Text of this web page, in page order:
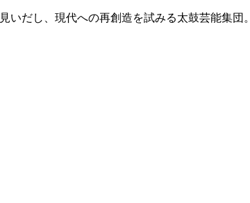
だし、現代への再創造を試みる太鼓芸能集団。